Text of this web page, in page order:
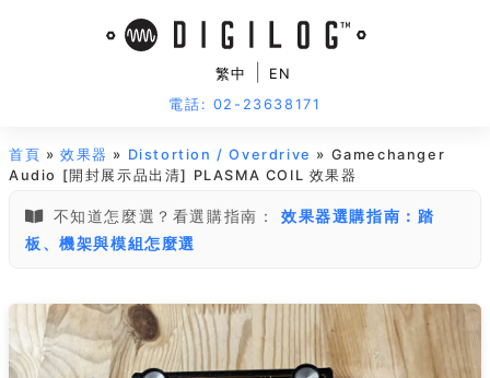
繁中
EN
電話: 02-23638171
首頁 »效果器 » Distortion / Overdrive » Gamechanger
Audio [開封展示品出清] PLASMA COIL 效果器
不知道怎麼選？看選購指南：
效果器選購指南：踏
板、機架與模組怎麼選